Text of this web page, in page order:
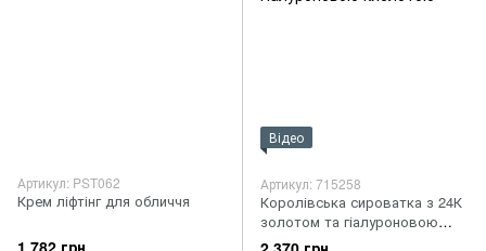
Артикул: PST062
Крем ліфтінг для обличчя
Відео
Артикул: 715258
Королівська сироватка з 24К
золотом та гіалуроновою
кислотою